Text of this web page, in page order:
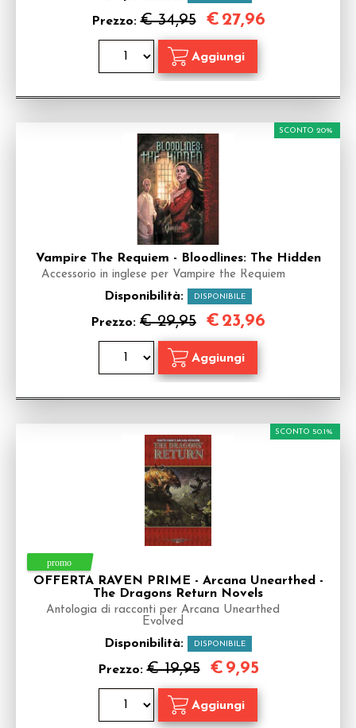
Prezzo:€ 34,95 € 27,96
Vampire The Requiem - Bloodlines: The Hidden
Accessorio in inglese per Vampire the Requiem
Disponibilità: DISPONIBILE
Prezzo: € 29,95
SCONTO 20%
€ 23,96
OFFERTA RAVEN PRIME - Arcana Unearthed -
The Dragons Return Novels
Antologia di racconti per Arcana Unearthed
Evolved
Disponibilità: DISPONIBILE
Prezzo:€ 19,95
SCONTO 50.1%
€ 9,95